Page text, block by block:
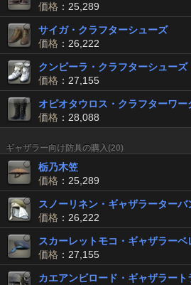
価格 ：25,289
サイガ・クラフターシューズ
価格 ：26,222
クンビーラ・クラフターシューズ
価格 ：27,155
オピオタウロス・クラフターワー
価格 ：28,088
ギャザラー向け防具の購入(20)
栃乃木笠
価格 ：25,289
スノーリネン・ギャザラーターバ
価格 ：26,222
スカーレットモコ・ギャザラーベ
価格 ：27,155
カエアンビロード・ギャザラート